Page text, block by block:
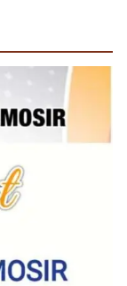
salah satu
seluruh
dan memasang
masing-
merebut
Suraukur saat
bendera yang
dalam
untuk